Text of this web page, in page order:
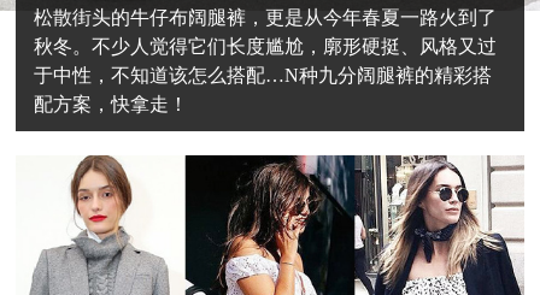
松散街头的牛仔布阔腿裤，更是从今年春夏一路火到了
秋冬。不少人觉得它们长度尴尬，廓形硬挺、风格又过
于中性，不知道该怎么搭配…N种九分阔腿裤的精彩搭
配方案，快拿走！